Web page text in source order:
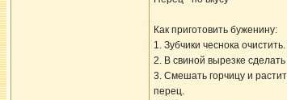
Как приготовить буженину:
1. Зубчики чеснока
2. В свиной вырезке
3. Смешать горчицу и
перец.